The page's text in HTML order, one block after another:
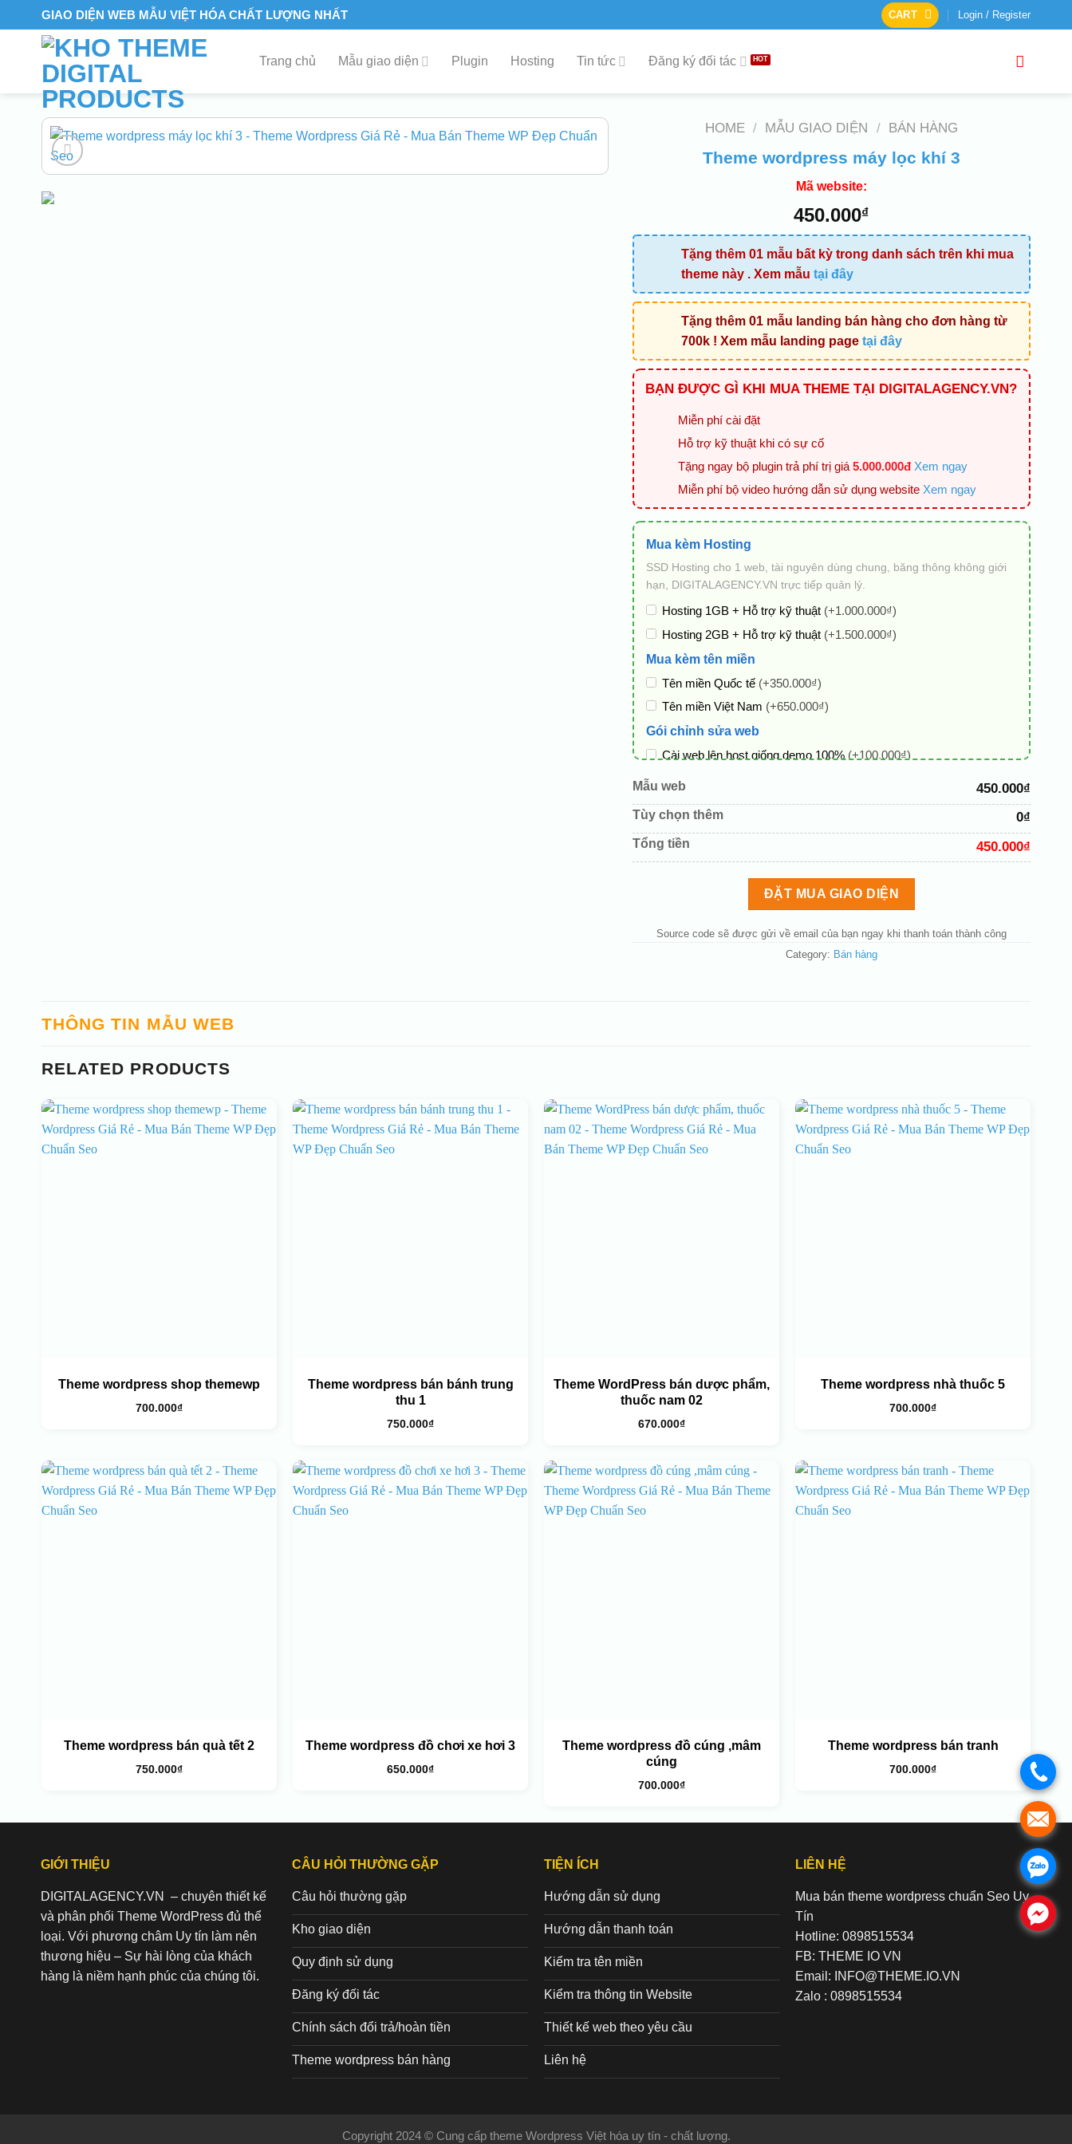
to
GIAO DIỆN WEB MẪU VIỆT HÓA CHẤT LƯỢNG NHẤT CART Login / Register
Trang chủ Mẫu giao diện Plugin Hosting Tin tức Đăng ký đối tác
HOME / MẪU GIAO DIỆN / BÁN HÀNG
Theme wordpress máy lọc khí 3
Mã website:
450.000₫
Tặng thêm 01 mẫu bất kỳ trong danh sách trên khi mua
theme này . Xem mẫu tại đây
Tặng thêm 01 mẫu landing bán hàng cho đơn hàng từ
700k ! Xem mẫu landing page tại đây
BẠN ĐƯỢC GÌ KHI MUA THEME TẠI DIGITALAGENCY.VN?
Miễn phí cài đặt
Hỗ trợ kỹ thuật khi có sự cố
Tặng ngay bộ plugin trả phí trị giá 5.000.000đ Xem ngay
Miễn phí bộ video hướng dẫn sử dụng website Xem ngay
Mua kèm Hosting
SSD Hosting cho 1 web, tài nguyên dùng chung, băng thông không giới
hạn, DIGITALAGENCY.VN trực tiếp quản lý.
Hosting 1GB + Hỗ trợ kỹ thuật (+1.000.000₫)
Hosting 2GB + Hỗ trợ kỹ thuật (+1.500.000₫)
Mua kèm tên miền
Tên miền Quốc tế (+350.000₫)
Tên miền Việt Nam (+650.000₫)
Gói chỉnh sửa web
Cài web lên host giống demo 100% (+100.000₫)
Thay logo + thông tin doanh nghiệp
Đổi màu chủ đạo theo tông của logo(+200.000₫)
Sửa danh mục và sắp xếp lại đề mục menu cho chuẩn
Thay đổi bố cục trang chủ (đơn giản)
Mẫu web 450.000₫
Tùy chọn thêm 0₫
Tổng tiền 450.000₫
ĐẶT MUA GIAO DIỆN
Source code sẽ được gửi về email của bạn ngay khi thanh toán thành công
Category: Bán hàng
THÔNG TIN MẪU WEB
RELATED PRODUCTS
Theme wordpress shop themewp
700.000₫
Theme wordpress bán bánh trung
thu 1
750.000₫
Theme WordPress bán dược phẩm,
thuốc nam 02
670.000₫
Theme wordpress nhà thuốc 5
700.000₫
Theme wordpress bán quà tết 2
750.000₫
Theme wordpress đồ chơi xe hơi 3
650.000₫
Theme wordpress đồ cúng ,mâm
cúng
700.000₫
Theme wordpress bán tranh
700.000₫
GIỚI THIỆU
DIGITALAGENCY.VN – chuyên thiết kế
và phân phối Theme WordPress đủ thể
loại. Với phương châm Uy tín làm nên
thương hiệu – Sự hài lòng của khách
hàng là niềm hạnh phúc của chúng tôi.
CÂU HỎI THƯỜNG GẶP
Câu hỏi thường gặp
Kho giao diện
Quy định sử dụng
Đăng ký đối tác
Chính sách đổi trả/hoàn tiền
Theme wordpress bán hàng
TIỆN ÍCH
Hướng dẫn sử dụng
Hướng dẫn thanh toán
Kiểm tra tên miền
Kiểm tra thông tin Website
Thiết kế web theo yêu cầu
Liên hệ
LIÊN HỆ
Mua bán theme wordpress chuẩn Seo Uy
Tín
Hotline: 0898515534
FB: THEME IO VN
Email: INFO@THEME.IO.VN
Zalo : 0898515534
Copyright 2024 © Cung cấp theme Wordpress Việt hóa uy tín - chất lượng.
.
.
.
.